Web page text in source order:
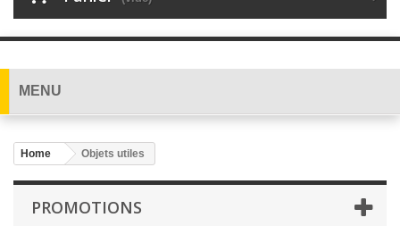
MENU
Home Objets utiles
PROMOTIONS